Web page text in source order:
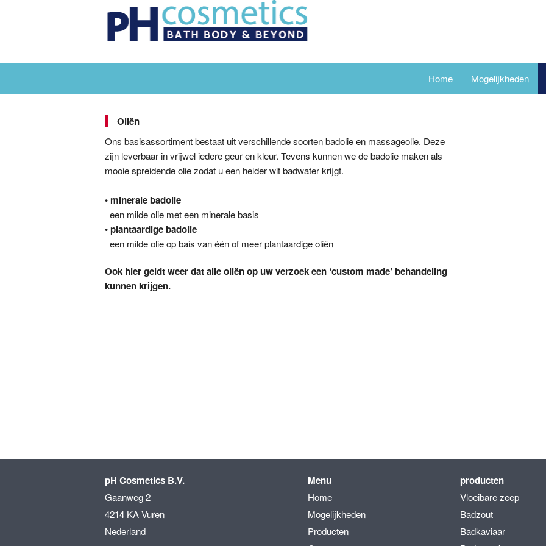
Home Mogelijkheden
Oliën
Ons basisassortiment bestaat uit verschillende soorten badolie en massageolie. Deze
zijn leverbaar in vrijwel iedere geur en kleur. Tevens kunnen we de badolie maken als
mooie spreidende olie zodat u een helder wit badwater krijgt.
• minerale badolie
een milde olie met een minerale basis
• plantaardige badolie
een milde olie op bais van één of meer plantaardige oliën
Ook hier geldt weer dat alle oliën op uw verzoek een ‘custom made’ behandeling
kunnen krijgen.
pH Cosmetics B.V.
Gaanweg 2
4214 KA Vuren
Nederland
Menu
Home
Mogelijkheden
Producten
producten
Vloeibare zeep
Badzout
Badkaviaar